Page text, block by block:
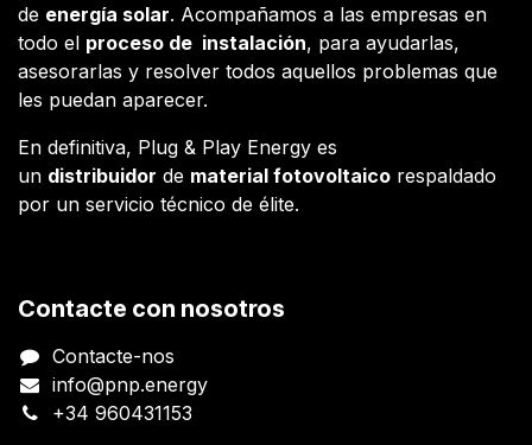
de energía solar. Acompañamos a las empresas en
todo el proceso de instalación, para ayudarlas,
asesorarlas y resolver todos aquellos problemas que
les puedan aparecer.
En definitiva, Plug & Play Energy es
un distribuidor de material fotovoltaico respaldado
por un servicio técnico de élite.
Contacte con nosotros
Contacte-nos
info@pnp.energy
+34 960431153